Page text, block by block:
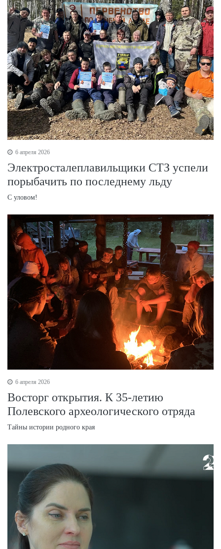
6 апреля 2026
Электросталеплавильщики СТЗ успели
порыбачить по последнему льду
С уловом!
6 апреля 2026
Восторг открытия. К 35-летию
Полевского археологического отряда
Тайны истории родного края